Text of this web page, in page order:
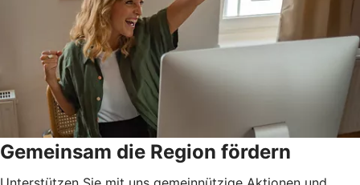
Gemeinsam die Region fördern